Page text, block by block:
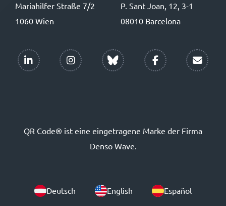
Mariahilfer Straße 7/2
1060 Wien
P. Sant Joan, 12, 3-1
08010 Barcelona
QR Code® ist eine eingetragene Marke der Firma
Denso Wave.
Deutsch English Español